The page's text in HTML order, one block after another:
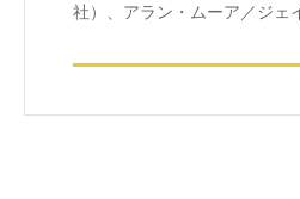
社）、アラン・ムーア／ジェ